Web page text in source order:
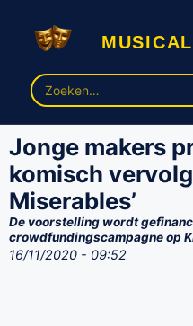
Zoek
naar:
Jonge makers
komisch vervolg
Miserables’
De voorstelling wordt
crowdfundingscampagne op
16/11/2020 - 09:52